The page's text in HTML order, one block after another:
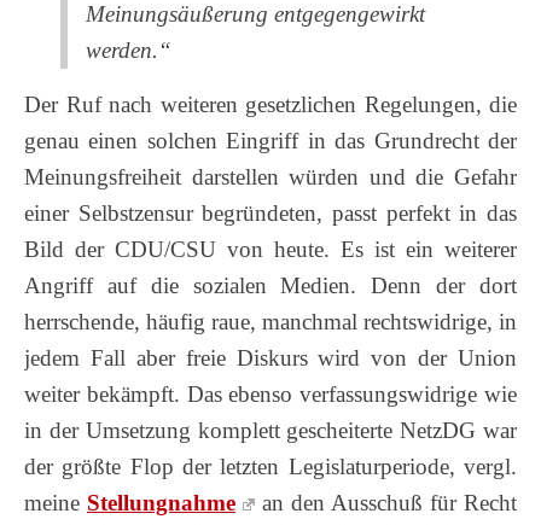
Meinungsäußerung entgegengewirkt
werden.“
Der Ruf nach weiteren gesetzlichen Regelungen, die
genau einen solchen Eingriff in das Grundrecht der
Meinungsfreiheit darstellen würden und die Gefahr
einer Selbstzensur begründeten, passt perfekt in das
Bild der CDU/CSU von heute. Es ist ein weiterer
Angriff auf die sozialen Medien. Denn der dort
herrschende, häufig raue, manchmal rechtswidrige, in
jedem Fall aber freie Diskurs wird von der Union
weiter bekämpft. Das ebenso verfassungswidrige wie
in der Umsetzung komplett gescheiterte NetzDG war
der größte Flop der letzten Legislaturperiode, vergl.
meine Stellungnahme
an den Ausschuß für Recht